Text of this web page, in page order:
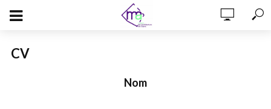
CV
Nom